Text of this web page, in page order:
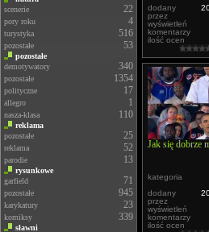
scenerie
22
pory roku 4
turystyka 516
pozostałe 53
pozostałe
demotywatory
340
pozostałe 1354
polityczne 17
allegro 1
nasza-klasa 110
reklama
pozostałe
25
reklama 52
parodie 13
rysunkowe
garfield
71
pozostałe 945
karykatury 23
komiksy 339
sławni
dodany
przez
wyświetleń
komentarzy
ilość ocen
Jak się dobrze
kategoria
dodany
przez
wyświetleń
komentarzy
ilość ocen